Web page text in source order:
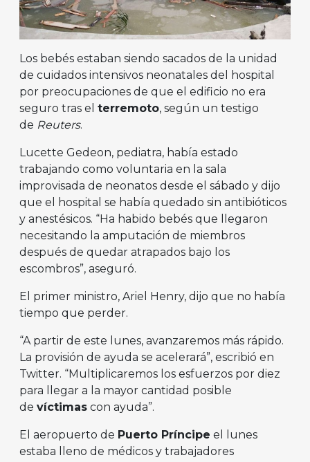
Los bebés estaban siendo sacados de la unidad
de cuidados intensivos neonatales del hospital
por preocupaciones de que el edificio no era
seguro tras el terremoto, según un testigo
de Reuters.
Lucette Gedeon, pediatra, había estado
trabajando como voluntaria en la sala
improvisada de neonatos desde el sábado y dijo
que el hospital se había quedado sin antibióticos
y anestésicos. “Ha habido bebés que llegaron
necesitando la amputación de miembros
después de quedar atrapados bajo los
escombros”, aseguró.
El primer ministro, Ariel Henry, dijo que no había
tiempo que perder.
“A partir de este lunes, avanzaremos más rápido.
La provisión de ayuda se acelerará”, escribió en
Twitter. “Multiplicaremos los esfuerzos por diez
para llegar a la mayor cantidad posible
de víctimas con ayuda”.
El aeropuerto de Puerto Príncipe el lunes
estaba lleno de médicos y trabajadores